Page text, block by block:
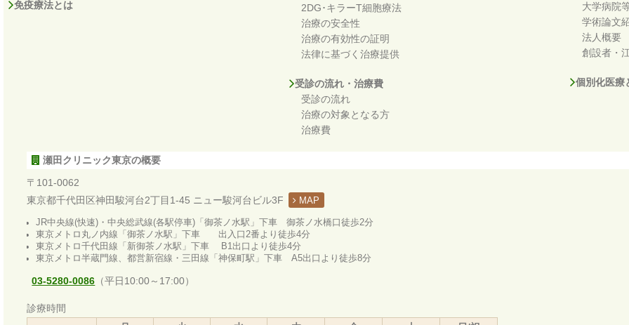
免疫療法とは
2DG･キラーT細胞療法
治療の安全性
治療の有効性の証明
法律に基づく治療提供
受診の流れ・治療費
受診の流れ
治療の対象となる方
治療費
大学病院
学術論文
法人概要
創設者・
個別化医療
瀬田クリニック東京の概要
〒101-0062
東京都千代田区神田駿河台2丁目1-45 ニュー駿河台ビル3F
MAP
JR中央線(快速)・中央総武線(各駅停車)「御茶ノ水駅」下車 御茶ノ水橋口徒歩2分
東京メトロ丸ノ内線「御茶ノ水駅」下車 出入口2番より徒歩4分
東京メトロ千代田線「新御茶ノ水駅」下車 B1出口より徒歩4分
東京メトロ半蔵門線、都営新宿線・三田線「神保町駅」下車 A5出口より徒歩8分
03-5280-0086 （平日10:00～17:00）
診療時間